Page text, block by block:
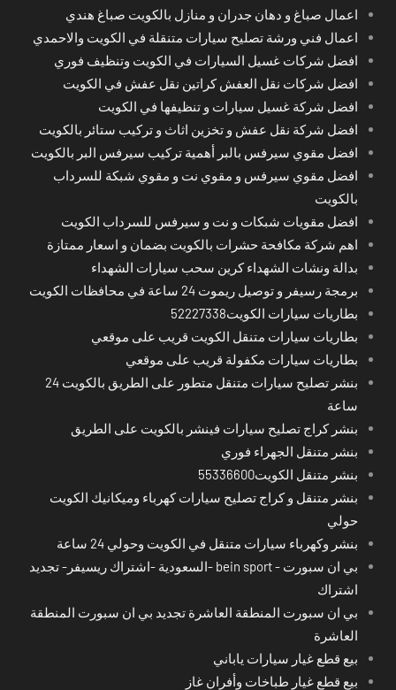
اعمال صباغ و دهان جدران و منازل بالكويت صباغ هندي
اعمال فني ورشة تصليح سيارات متنقلة في الكويت والاحمدي
افضل شركات غسيل السيارات في الكويت وتنظيف فوري
افضل شركات نقل العفش كراتين نقل عفش في الكويت
افضل شركة غسيل سيارات و تنظيفها في الكويت
افضل شركة نقل عفش و تخزين اثاث و تركيب ستائر بالكويت
افضل مقوي سيرفس بالبر أهمية تركيب سيرفس البر بالكويت
افضل مقوي سيرفس و مقوي نت و مقوي شبكة للسرداب
بالكويت
افضل مقويات شبكات و نت و سيرفس للسرداب الكويت
اهم شركة مكافحة حشرات بالكويت بضمان و اسعار ممتازة
بدالة ونشات الشهداء كرين سحب سيارات الشهداء
برمجة رسيفر و توصيل ريموت 24 ساعة في محافظات الكويت
بطاريات سيارات الكويت52227338
بطاريات سيارات متنقل الكويت قريب على موقعي
بطاريات سيارات مكفولة قريب على موقعي
بنشر تصليح سيارات متنقل متطور على الطريق بالكويت 24
ساعة
بنشر كراج تصليح سيارات فينشر بالكويت على الطريق
بنشر متنقل الجهراء فوري
بنشر متنقل الكويت55336600
بنشر متنقل و كراج تصليح سيارات كهرباء وميكانيك الكويت
حولي
بنشر وكهرباء سيارات متنقل في الكويت وحولي 24 ساعة
بي ان سبورت - bein sport -السعودية -اشتراك ريسيفر- تجديد
اشتراك
بي ان سبورت المنطقة العاشرة تجديد بي ان سبورت المنطقة
العاشرة
بيع قطع غيار سيارات ياباني
بيع قطع غيار طباخات وأفران غاز